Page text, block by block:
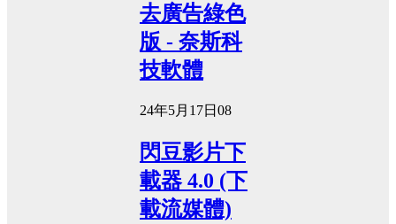
去廣告綠色
版 - 奈斯科
技軟體
24年5月17日 08
閃豆影片下
載器 4.0 (下
載流媒體)